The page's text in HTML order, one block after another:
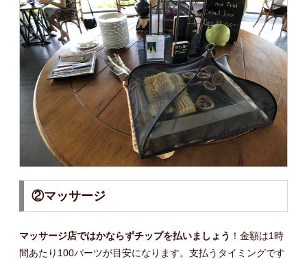
②マッサージ
マッサージ店ではかならずチップを払いましょう ！金額は1時
間あたり100バーツが目安になります。支払うタイミングです